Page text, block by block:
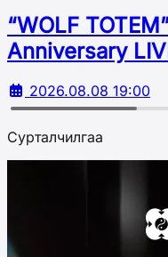
“WOLF
Аnniversary
2026.08.08 19:00
Сурталчилгаа